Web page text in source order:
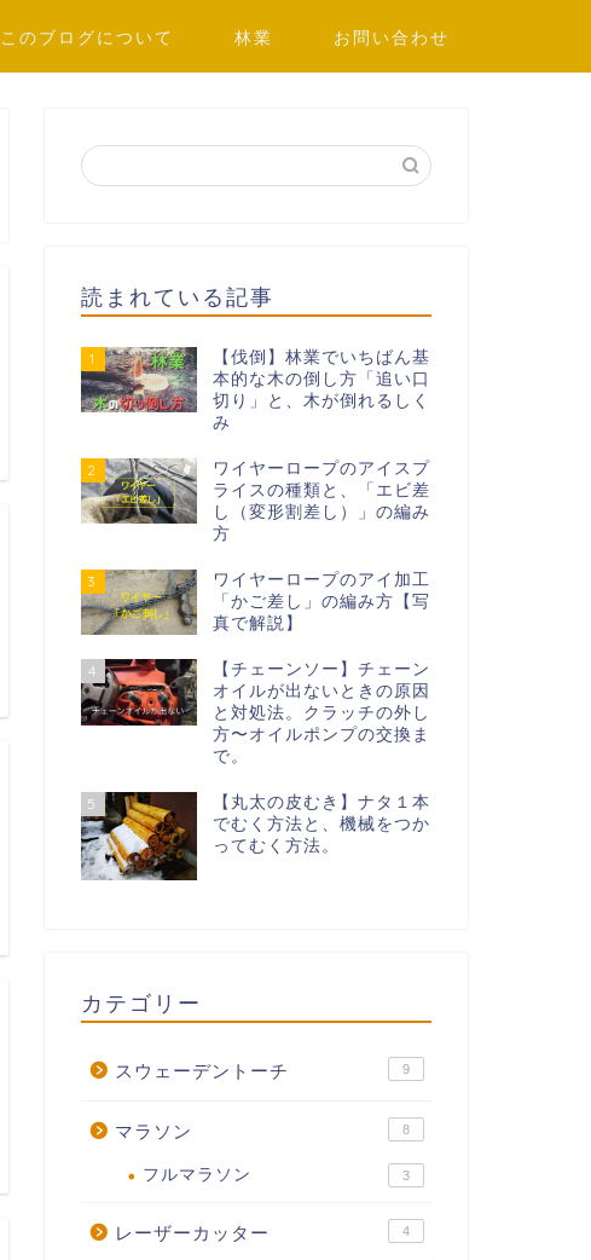
このブログについて 林業 お問い合わせ
読まれている記事
1
【伐倒】林業でいちばん基
本的な木の倒し方「追い口
切り」と、木が倒れるしく
み
2
ワイヤーロープのアイスプ
ライスの種類と、「エビ差
し（変形割差し）」の編み
方
3
ワイヤーロープのアイ加工
「かご差し」の編み方【写
真で解説】
4
【チェーンソー】チェーン
オイルが出ないときの原因
と対処法。クラッチの外し
方〜オイルポンプの交換ま
で。
5
【丸太の皮むき】ナタ１本
でむく方法と、機械をつか
ってむく方法。
カテゴリー
スウェーデントーチ 9
マラソン 8
フルマラソン 3
レーザーカッター 4